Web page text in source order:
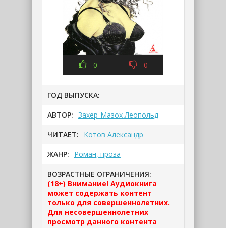
0 0
ГОД ВЫПУСКА:
АВТОР: Захер-Мазох Леопольд
ЧИТАЕТ: Котов Александр
ЖАНР: Роман, проза
ВОЗРАСТНЫЕ ОГРАНИЧЕНИЯ:
(18+) Внимание! Аудиокнига
может содержать контент
только для совершеннолетних.
Для несовершеннолетних
просмотр данного контента